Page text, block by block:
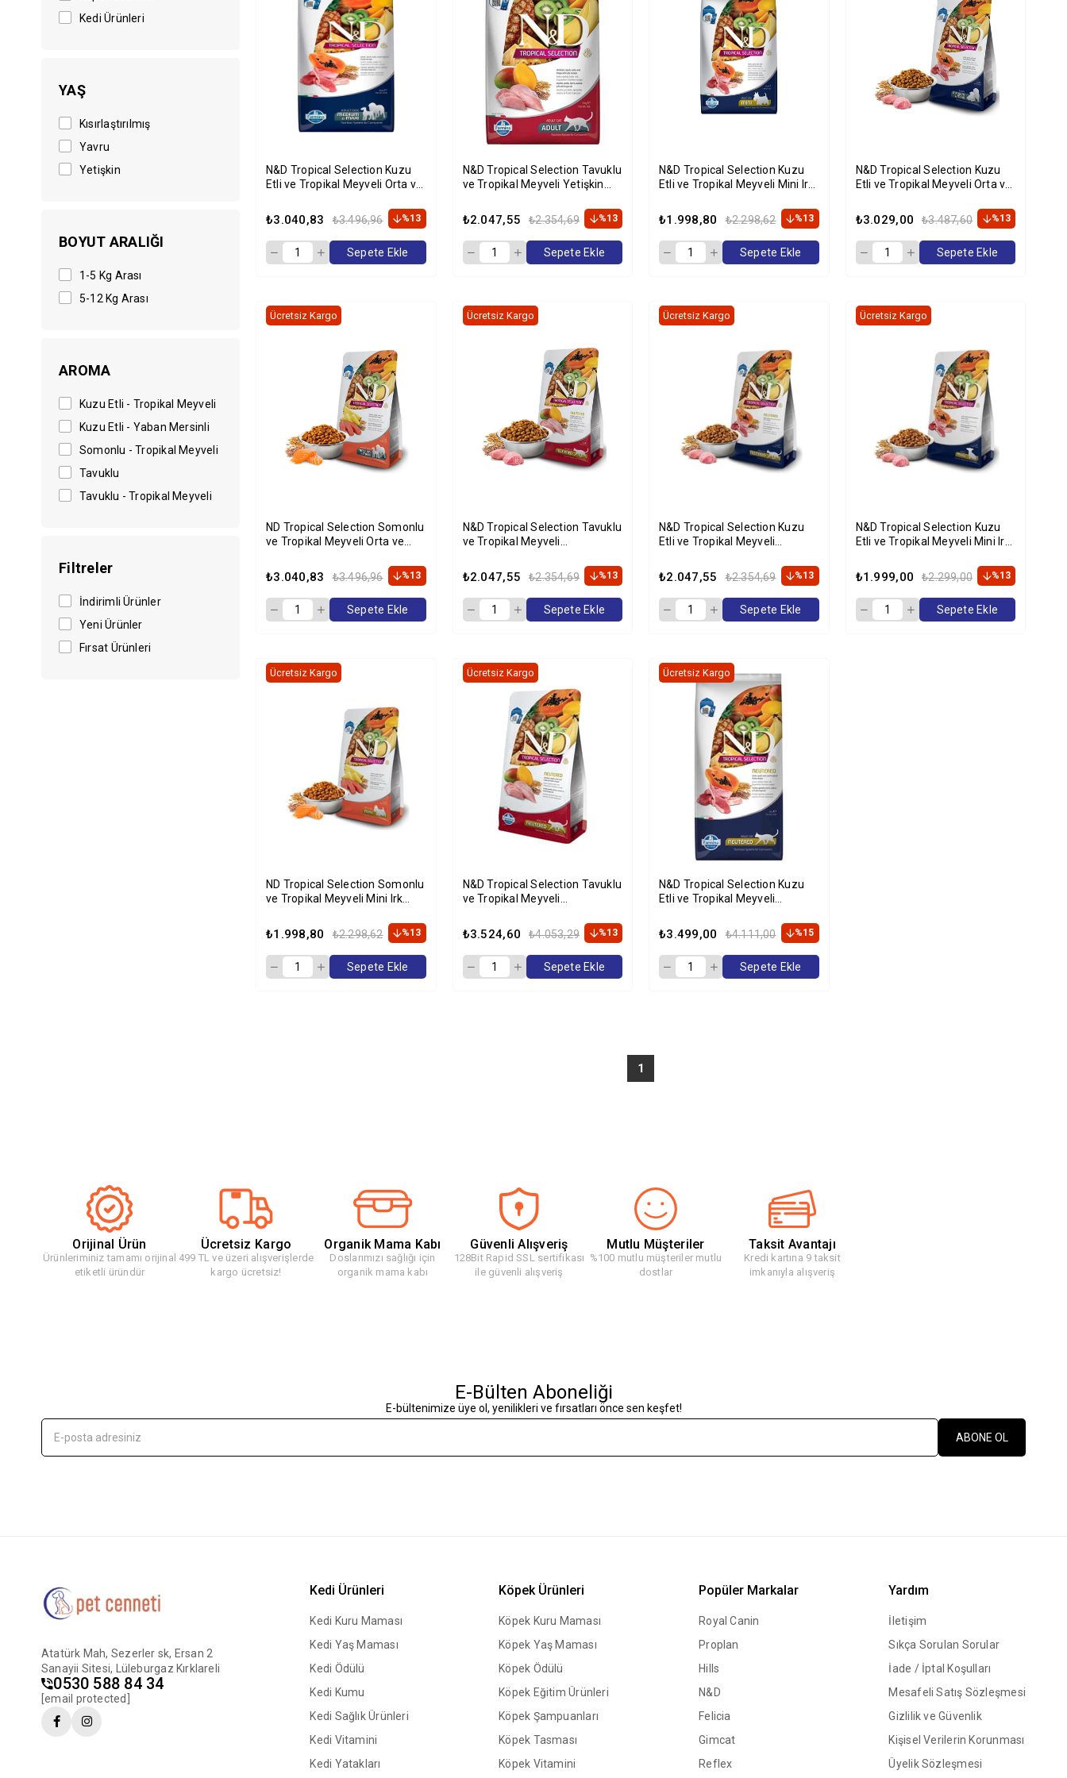
Kedi Ürünleri
YAŞ
Kısırlaştırılmış
Yavru
Yetişkin
BOYUT ARALIĞI
1-5 Kg Arası
5-12 Kg Arası
AROMA
Kuzu Etli - Tropikal Meyveli
Kuzu Etli - Yaban Mersinli
Somonlu - Tropikal Meyveli
Tavuklu
Tavuklu - Tropikal Meyveli
Filtreler
İndirimli Ürünler
Yeni Ürünler
Fırsat Ürünleri
N&D Tropical Selection Kuzu
Etli ve Tropikal Meyveli Orta ve
Maması 10kg
₺3.040,83 ₺3.496,96 %13
Sepete Ekle
N&D Tropical Selection Tavuklu
ve Tropikal Meyveli Yetişkin
₺2.047,55 ₺2.354,69 %13
Sepete Ekle
N&D Tropical Selection Kuzu
Etli ve Tropikal Meyveli Mini Irk
₺1.998,80 ₺2.298,62 %13
Sepete Ekle
N&D Tropical Selection Kuzu
Etli ve Tropikal Meyveli Orta ve
10kg
₺3.029,00 ₺3.487,60 %13
Sepete Ekle
ND Tropical Selection Somonlu
ve Tropikal Meyveli Orta ve
Maması 10kg
₺3.040,83 ₺3.496,96 %13
Ücretsiz Kargo
Sepete Ekle
N&D Tropical Selection Tavuklu
ve Tropikal Meyveli
4kg+1kg HEDİYE
₺2.047,55 ₺2.354,69 %13
Ücretsiz Kargo
Sepete Ekle
N&D Tropical Selection Kuzu
Etli ve Tropikal Meyveli
4kg+1kg HEDİYE!
₺2.047,55 ₺2.354,69 %13
Ücretsiz Kargo
Sepete Ekle
N&D Tropical Selection Kuzu
Etli ve Tropikal Meyveli Mini Irk
₺1.999,00 ₺2.299,00 %13
Ücretsiz Kargo
Sepete Ekle
ND Tropical Selection Somonlu
ve Tropikal Meyveli Mini Irk
₺1.998,80 ₺2.298,62 %13
Ücretsiz Kargo
Sepete Ekle
N&D Tropical Selection Tavuklu
ve Tropikal Meyveli
10kg
₺3.524,60 ₺4.053,29 %13
Ücretsiz Kargo
Sepete Ekle
N&D Tropical Selection Kuzu
Etli ve Tropikal Meyveli
10kg
₺3.499,00 ₺4.111,00 %15
Ücretsiz Kargo
Sepete Ekle
1
Orijinal Ürün
Ürünleriminiz tamamı orijinal
etiketli üründür
Ücretsiz Kargo
499 TL ve üzeri alışverişlerde
kargo ücretsiz!
Organik Mama Kabı
Doslarımızı sağlığı için
organik mama kabı
Güvenli Alışveriş
128Bit Rapid SSL sertifikası
ile güvenli alışveriş
Mutlu Müşteriler
%100 mutlu müşteriler mutlu
dostlar
Taksit Avantajı
Kredi kartına 9 taksit
imkanıyla alışveriş
E-Bülten Aboneliği
E-bültenimize üye ol, yenilikleri ve fırsatları önce sen keşfet!
ABONE OL
Atatürk Mah, Sezerler sk, Ersan 2
Sanayii Sitesi, Lüleburgaz Kırklareli
0530 588 84 34
[email protected]
Kedi Ürünleri
Kedi Kuru Maması
Kedi Yaş Maması
Kedi Ödülü
Kedi Kumu
Kedi Sağlık Ürünleri
Kedi Vitamini
Kedi Yatakları
Köpek Ürünleri
Köpek Kuru Maması
Köpek Yaş Maması
Köpek Ödülü
Köpek Eğitim Ürünleri
Köpek Şampuanları
Köpek Tasması
Köpek Vitamini
Popüler Markalar
Royal Canin
Proplan
Hills
N&D
Felicia
Gimcat
Reflex
Yardım
İletişim
Sıkça Sorulan Sorular
İade / İptal Koşulları
Mesafeli Satış Sözleşmesi
Gizlilik ve Güvenlik
Kişisel Verilerin Korunması
Üyelik Sözleşmesi